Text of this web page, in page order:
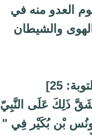
العدو منه في
والشيطان
25]
ذَلِكَ عَلَى النَّبِيّ
بْن بُكَيْر فِي "